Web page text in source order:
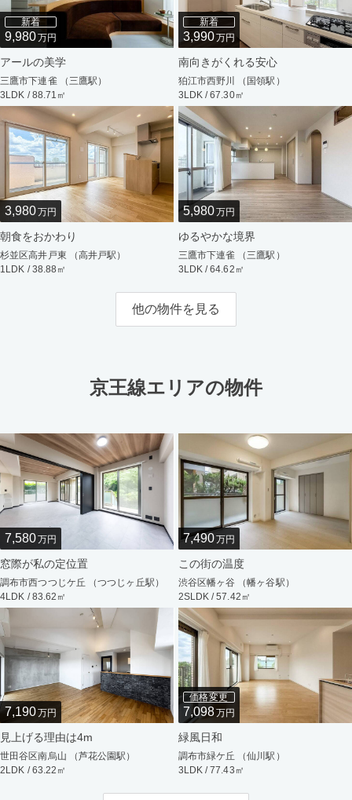
新着
9,980万円
アールの美学
三鷹市下連雀 （三鷹駅）
3LDK / 88.71㎡
新着
3,990万円
南向きがくれる安心
狛江市西野川 （国領駅）
3LDK / 67.30㎡
3,980万円
朝食をおかわり
杉並区高井戸東 （高井戸駅）
1LDK / 38.88㎡
5,980万円
ゆるやかな境界
三鷹市下連雀 （三鷹駅）
3LDK / 64.62㎡
他の物件を見る
京王線エリアの物件
7,580万円
窓際が私の定位置
調布市西つつじケ丘 （つつじヶ丘駅）
4LDK / 83.62㎡
7,490万円
この街の温度
渋谷区幡ヶ谷 （幡ヶ谷駅）
2SLDK / 57.42㎡
7,190万円
見上げる理由は4m
世田谷区南烏山 （芦花公園駅）
2LDK / 63.22㎡
価格変更
7,098万円
緑風日和
調布市緑ケ丘 （仙川駅）
3LDK / 77.43㎡